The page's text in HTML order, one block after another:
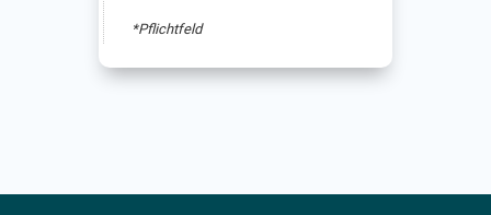
*Pflichtfeld